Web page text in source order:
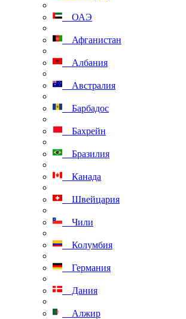
ОАЭ
Афганистан
Албания
Австралия
Барбадос
Бахрейн
Бразилия
Канада
Швейцария
Чили
Колумбия
Германия
Дания
Алжир